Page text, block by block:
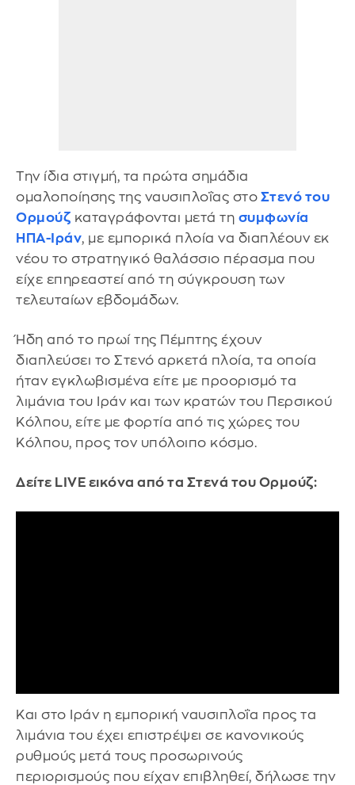
Την ίδια στιγμή, τα πρώτα σημάδια
ομαλοποίησης της ναυσιπλοΐας στο Στενό του
Ορμούζ καταγράφονται μετά τη συμφωνία
ΗΠΑ-Ιράν, με εμπορικά πλοία να διαπλέουν εκ
νέου το στρατηγικό θαλάσσιο πέρασμα που
είχε επηρεαστεί από τη σύγκρουση των
τελευταίων εβδομάδων.
Ήδη από το πρωί της Πέμπτης έχουν
διαπλεύσει το Στενό αρκετά πλοία, τα οποία
ήταν εγκλωβισμένα είτε με προορισμό τα
λιμάνια του Ιράν και των κρατών του Περσικού
Κόλπου, είτε με φορτία από τις χώρες του
Κόλπου, προς τον υπόλοιπο κόσμο.
Δείτε LIVE εικόνα από τα Στενά του Ορμούζ:
Και στο Ιράν η εμπορική ναυσιπλοΐα προς τα
λιμάνια του έχει επιστρέψει σε κανονικούς
ρυθμούς μετά τους προσωρινούς
περιορισμούς που είχαν επιβληθεί, δήλωσε την